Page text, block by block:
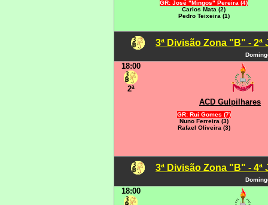
GR: José "Mingos" Pereira (4)
Carlos Mata (2)
Pedro Teixeira (1)
3ª Divisão Zona "B" - 2ª
18:00
2ª
ACD Gulpilhares
GR: Rui Gomes (7)
Nuno Ferreira (3)
Rafael Oliveira (3)
3ª Divisão Zona "B" - 4ª
18:00